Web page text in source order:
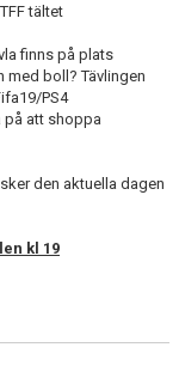
tältet
finns på plats
med boll? Tävlingen
PS4
på att shoppa
den aktuella dagen
kl 19